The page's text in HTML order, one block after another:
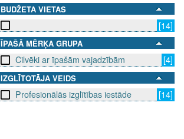
BUDŽETA VIETAS
[14]
ĪPAŠĀ MĒRĶA GRUPA
Cilvēki ar īpašām vajadzībām [4]
IZGLĪTOTĀJA VEIDS
Profesionālās izglītības iestāde [14]